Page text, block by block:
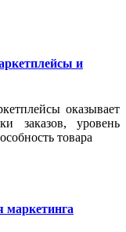
и
оказывает
заказов, уровень
товара
маркетинга